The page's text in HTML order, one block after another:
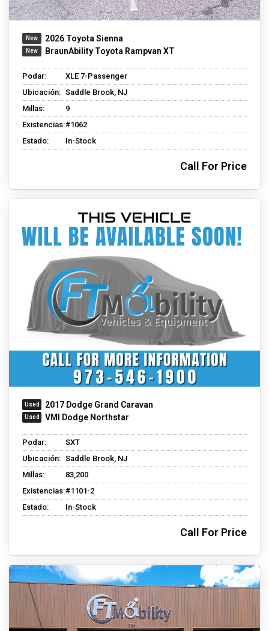
2026 Toyota Sienna
BraunAbility Toyota Rampvan XT
Podar:
XLE 7-Passenger
Ubicación: Saddle Brook, NJ
Millas:
9
Existencias:#1062
Estado:
In-Stock
Call For Price
2017 Dodge Grand Caravan
VMI Dodge Northstar
Podar:
SXT
Ubicación: Saddle Brook, NJ
Millas:
83,200
Existencias:#1101-2
Estado:
In-Stock
Call For Price